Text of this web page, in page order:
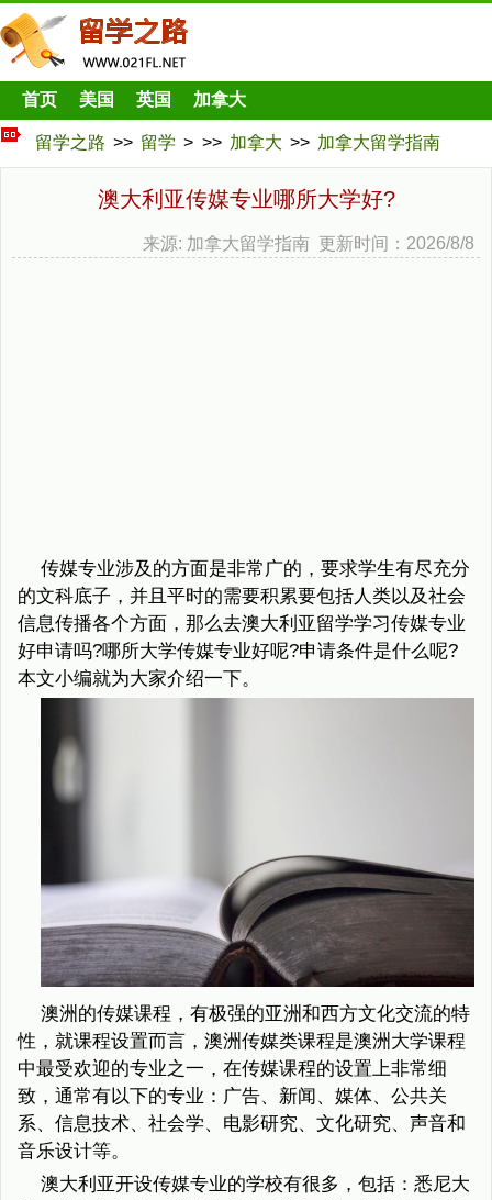
首页 美国 英国 加拿大
留学之路 >> 留学 > >> 加拿大 >> 加拿大留学指南
澳大利亚传媒专业哪所大学好?
来源: 加拿大留学指南 更新时间：2026/8/8
传媒专业涉及的方面是非常广的，要求学生有尽充分
的文科底子，并且平时的需要积累要包括人类以及社会
信息传播各个方面，那么去澳大利亚留学学习传媒专业
好申请吗?哪所大学传媒专业好呢?申请条件是什么呢?
本文小编就为大家介绍一下。
澳洲的传媒课程，有极强的亚洲和西方文化交流的特
性，就课程设置而言，澳洲传媒类课程是澳洲大学课程
中最受欢迎的专业之一，在传媒课程的设置上非常细
致，通常有以下的专业：广告、新闻、媒体、公共关
系、信息技术、社会学、电影研究、文化研究、声音和
音乐设计等。
澳大利亚开设传媒专业的学校有很多，包括：悉尼大